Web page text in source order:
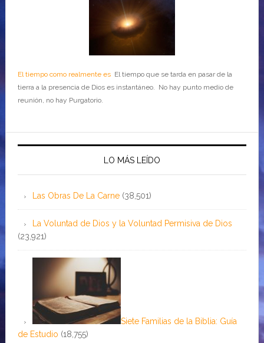
El tiempo como realmente esEl tiempo que se tarda en pasar de la
tierra a la presencia de Dios es instantáneo. No hay punto medio de
reunión, no hay Purgatorio.
LO MÁS LEÍDO
Las Obras De La Carne (38,501)
La Voluntad de Dios y la Voluntad Permisiva de Dios
(23,921)
Siete Familias de la Biblia: Guía
de Estudio (18,755)